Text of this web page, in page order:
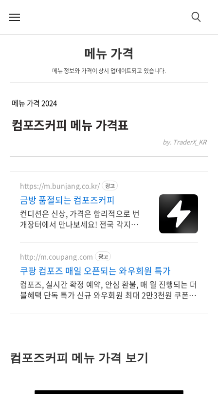
메
검
메뉴 가격
메뉴 정보와 가격이 상시 업데이트되고 있습니다.
메뉴 가격 2024
컴포즈커피 메뉴 가격표
by. TraderX_KR
https://m.bunjang.co.kr/ 광고
금방 품절되는 컴포즈커피
컨디션은 신상, 가격은 합리적으로 번
개장터에서 만나보세요! 전국 각지에
http://m.coupang.com 광고
쿠팡 컴포즈 매일 오픈되는 와우회원 특가
컴포즈, 실시간 확정 예약, 안심 환불, 매 월 진행되는 더
블혜택 단독 특가 신규 와우회원 최대 2만3천원 쿠폰팩
컴포즈커피 메뉴 가격 보기